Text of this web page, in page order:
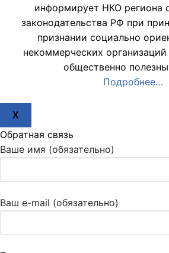
информирует НКО региона
законодательства РФ при
признании социально
некоммерческих
общественно
Подробнее…
X
Обратная связь
Ваше имя (обязательно)
Ваш e-mail (обязательно)